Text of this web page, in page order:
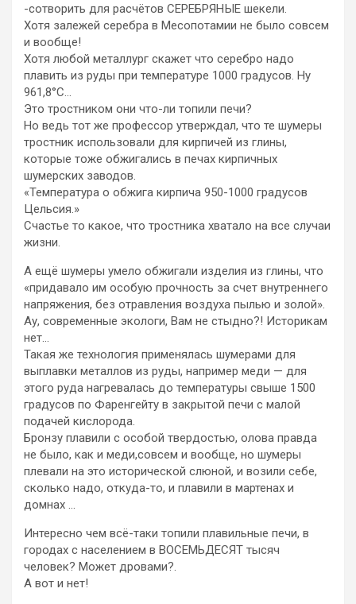
-сотворить для расчётов СЕРЕБРЯНЫЕ шекели.
Хотя залежей серебра в Месопотамии не было совсем
и вообще!
Хотя любой металлург скажет что серебро надо
плавить из руды при температуре 1000 градусов. Ну
961,8°C…
Это тростником они что-ли топили печи?
Но ведь тот же профессор утверждал, что те шумеры
тростник использовали для кирпичей из глины,
которые тоже обжигались в печах кирпичных
шумерских заводов.
«Температура о обжига кирпича 950-1000 градусов
Цельсия.»
Счастье то какое, что тростника хватало на все случаи
жизни.
А ещё шумеры умело обжигали изделия из глины, что
«придавало им особую прочность за счет внутреннего
напряжения, без отравления воздуха пылью и золой».
Ау, современные экологи, Вам не стыдно?! Историкам
нет…
Такая же технология применялась шумерами для
выплавки металлов из руды, например меди — для
этого руда нагревалась до температуры свыше 1500
градусов по Фаренгейту в закрытой печи с малой
подачей кислорода.
Бронзу плавили с особой твердостью, олова правда
не было, как и меди,совсем и вообще, но шумеры
плевали на это исторической слюной, и возили себе,
сколько надо, откуда-то, и плавили в мартенах и
домнах …
Интересно чем всё-таки топили плавильные печи, в
городах с населением в ВОСЕМЬДЕСЯТ тысяч
человек? Может дровами?.
А вот и нет!